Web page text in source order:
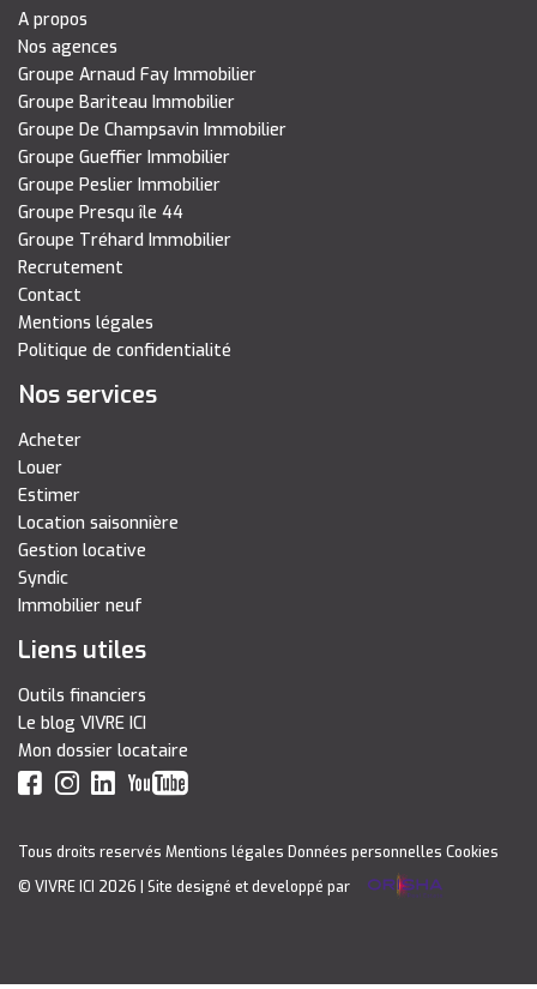
A propos
Nos agences
Groupe Arnaud Fay Immobilier
Groupe Bariteau Immobilier
Groupe De Champsavin Immobilier
Groupe Gueffier Immobilier
Groupe Peslier Immobilier
Groupe Presqu île 44
Groupe Tréhard Immobilier
Recrutement
Contact
Mentions légales
Politique de confidentialité
Nos services
Acheter
Louer
Estimer
Location saisonnière
Gestion locative
Syndic
Immobilier neuf
Liens utiles
Outils financiers
Le blog VIVRE ICI
Mon dossier locataire
Tous droits reservés Mentions légales Données personnelles Cookies
© VIVRE ICI 2026
| Site designé et developpé par